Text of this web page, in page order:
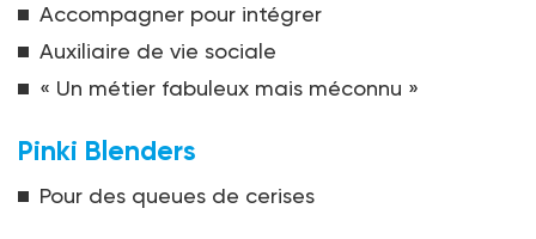
Accompagner pour intégrer
Auxiliaire de vie sociale
« Un métier fabuleux mais méconnu »
Pinki Blenders
Pour des queues de cerises